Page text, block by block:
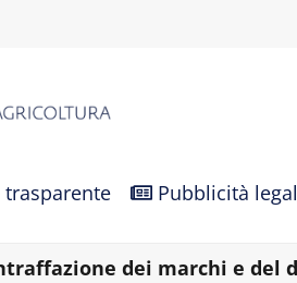
Pubblicità
dei marchi e del